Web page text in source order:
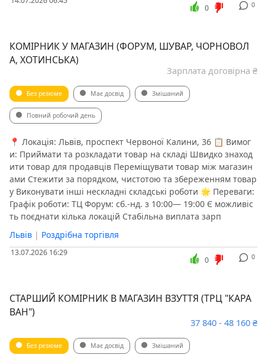
0
0
КОМІРНИК У МАГАЗИН (ФОРУМ, ШУВАР, ЧОРНОВОЛ
А, ХОТИНСЬКА)
Зарплата договірна ₴
Без резюме Має досвід Змішаний
Повний робочий день
📍 Локація: Львів, проспект Червоної Калини, 36 📋 Вимог
и: Приймати та розкладати товар на складі Швидко знаход
ити товар для продавців Переміщувати товар між магазин
ами Стежити за порядком, чистотою та збереженням товар
у Виконувати інші нескладні складські роботи 🌟 Переваги:
Графік роботи: ТЦ Форум: сб.-нд. з 10:00— 19:00 Є можливіс
ть поєднати кілька локацій Стабільна виплата зарп
Львів | Роздрібна торгівля
13.07.2026 16:29 0
0
СТАРШИЙ КОМІРНИК В МАГАЗИН ВЗУТТЯ (ТРЦ "КАРА
ВАН")
37 840 - 48 160 ₴
Без резюме Має досвід Змішаний